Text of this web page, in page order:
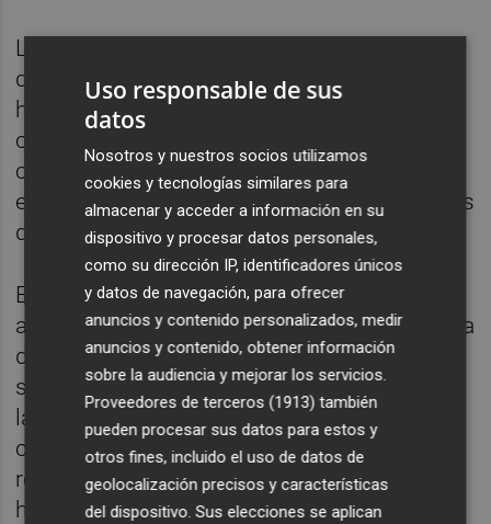
La convocatoria de empleo recibió un total
de 16.690 solicitudes durante los cinco días
hábiles para inscripción, a partir de las
cuales se llevó a cabo el correspondiente
concurso de méritos, baremación y
experiencia profesional previa en los puestos
demandados.
Este procedimiento ha permitido incorporar
a un total de 222 trabajadores, cubren la falta
de personal y se incorporan a los centros
sociales de gestión directa para mejorar así
la atención, la calidad y los servicios. En
concreto, se han cubierto plazas según los
requerimientos de los distintos centros, que
hasta el mes de julio ha sido de 70
Uso responsable de sus
datos
Nosotros y nuestros socios utilizamos
cookies y tecnologías similares para
almacenar y acceder a información en su
dispositivo y procesar datos personales,
como su dirección IP, identificadores únicos
y datos de navegación, para ofrecer
anuncios y contenido personalizados, medir
anuncios y contenido, obtener información
sobre la audiencia y mejorar los servicios.
Proveedores de terceros (1913) también
pueden procesar sus datos para estos y
otros fines, incluido el uso de datos de
geolocalización precisos y características
del dispositivo. Sus elecciones se aplican